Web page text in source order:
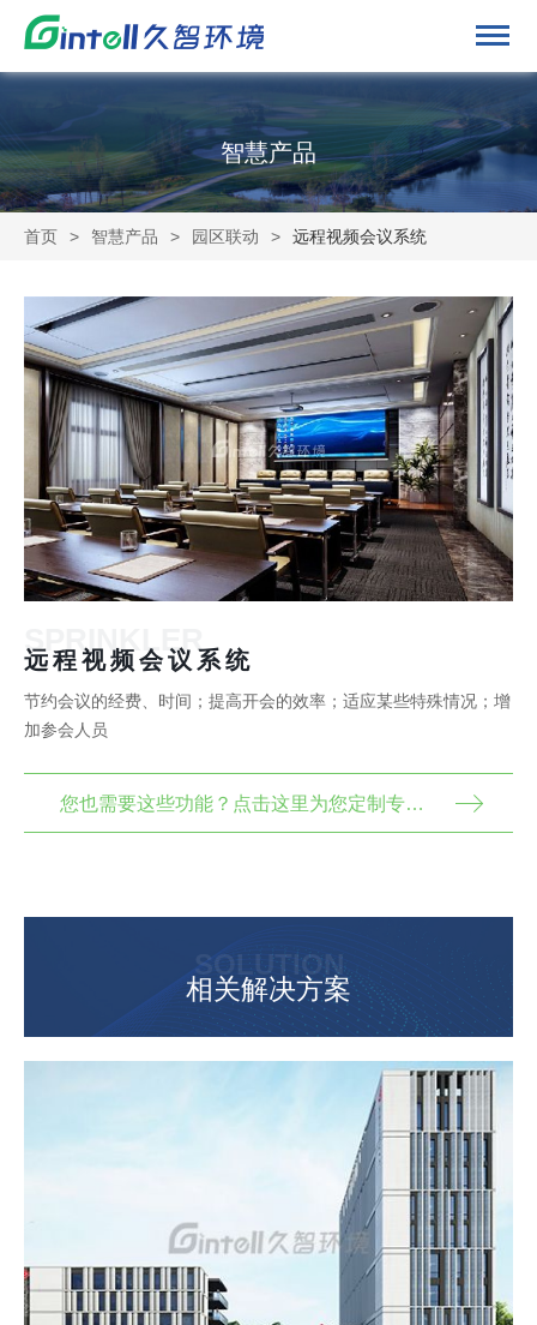
智慧产品
首页 > 智慧产品 > 园区联动 > 远程视频会议系统
远程视频会议系统
SPRINKLER
节约会议的经费、时间；提高开会的效率；适应某些特殊情况；增
加参会人员
您也需要这些功能？点击这里为您定制专属解决方案
SOLUTION
相关解决方案